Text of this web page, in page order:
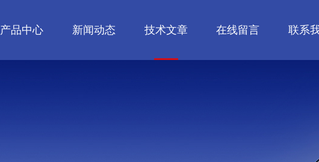
产品中心 新闻动态 技术文章 在线留言 联系